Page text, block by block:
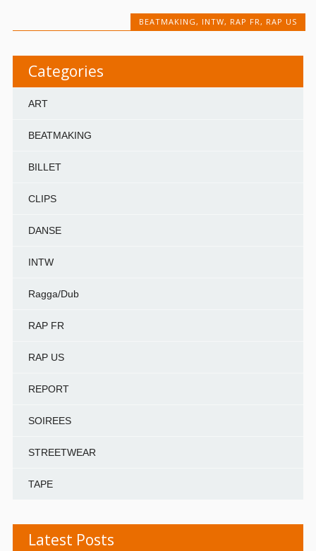
BEATMAKING , INTW, RAP FR , RAP US
Categories
ART
BEATMAKING
BILLET
CLIPS
DANSE
INTW
Ragga/Dub
RAP FR
RAP US
REPORT
SOIREES
STREETWEAR
TAPE
Latest Posts